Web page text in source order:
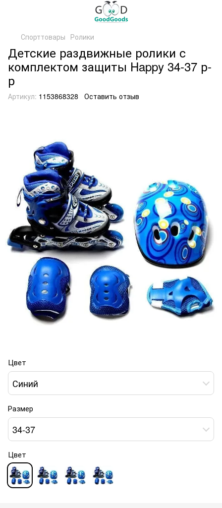
Спорттовары Ролики
Детские раздвижные ролики с
комплектом защиты Happy 34-37 р-
р
Артикул: 1153868328 Оставить отзыв
Цвет
Синий
Размер
34-37
Цвет